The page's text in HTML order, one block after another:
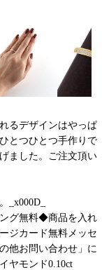
るデザインはやっぱ
とつひとつ手作りで
ました。ご注文頂い
_x000D_
グ無料◆商品を入れ
ジカード無料メッセ
他お問い合わせ」に
ヤモンド0.10ct